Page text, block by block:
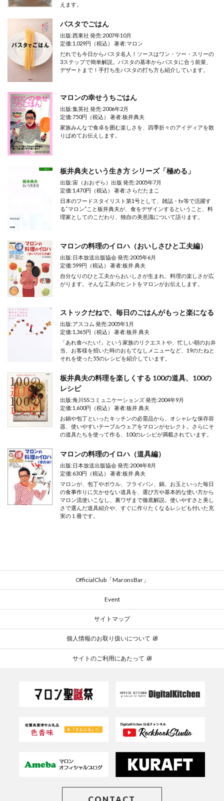
えます。
パスタでごはん
出版:西東社 発売:2007年10月
定価:1,029円（税込） 著者:マロン
だれでも今日からパスタ名人！ソースはワン・ツー・スリーの
3ステップで簡単解説。パスタの基本からパスタに合う前菜、
デザートまで！手打ち生パスタの打ち方も紹介しています。
マロンの幸せうちごはん
出版:集英社 発売:2006年2月
定価:750円（税込） 著者:板井典夫
家族みんなで食卓を囲む楽しさを、四季折々のアイディアを散
りばめてお伝えします。
板井典夫という生き方 シリーズ「極める」
出版:宙（おおぞら）出版 発売:2005年7月
定価:1,470円（税込） 著者:さらだたまこ
日本のフードスタイリスト第1号として、雑誌・tv等で活躍す
る“マロン”こと板井典夫が、食をデザインするということ、料
理家としてのこだわり、独自の美意識について語ります。
マロンの料理のイロハ（おいしさひと工夫編）
出版:日本放送出版協会 発売:2005年6月
定価:599円（税込） 著者:板井 典夫
自分なりのひと工夫からおいしさが生まれ、料理の楽しさが広
がります。そんな工夫のヒントをマロンがお伝えします。
ストックだねで、毎日のごはんがもっと楽になる
出版:アスコム 発売:2005年1月
定価:1,365円（税込） 著者:板井 典夫
「あれ食べたい!」という家族のリクエストや、忙しい朝のお弁
当、お客様を招いた時のおもてなしメニューなど、19のたねと
それを使った55のレシピを紹介しています。
板井典夫の料理を楽しくする 100の道具、100の
レシピ
出版:角川SSコミュニケーションズ 発売:2004年9月
定価:1,600円（税込） 著者:板井 典夫
お鍋や包丁といったキッチンの必需品から、オシャレな保存容
器、使いやすいテーブルウェアをマロンがセレクト。さらにそ
の道具たちを使って作る、100のレシピが満載されています。
マロンの料理のイロハ（道具編）
出版:日本放送出版協会 発売:2004年8月
定価:630円（税込） 著者:板井 典夫
マロンが、包丁やボウル、フライパン、鍋、お玉といった毎日
の食事作りに欠かせない道具を、選び方や基本的な使い方から
マロン流使いこなし、裏ワザまで徹底解説。使いやすさと美し
さで選んだ道具紹介や、すぐに作りたくなるレシピも付いた充
実の１冊です。
OfficialClub「MaronsBar」
Event
サイトマップ
個人情報のお取り扱いについて
サイトのご利用にあたって